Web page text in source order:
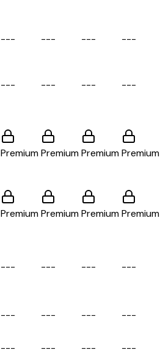
--- --- --- ---
--- --- --- ---
PremiumPremiumPremiumPremium
PremiumPremiumPremiumPremium
--- --- --- ---
--- --- --- ---
--- --- --- ---